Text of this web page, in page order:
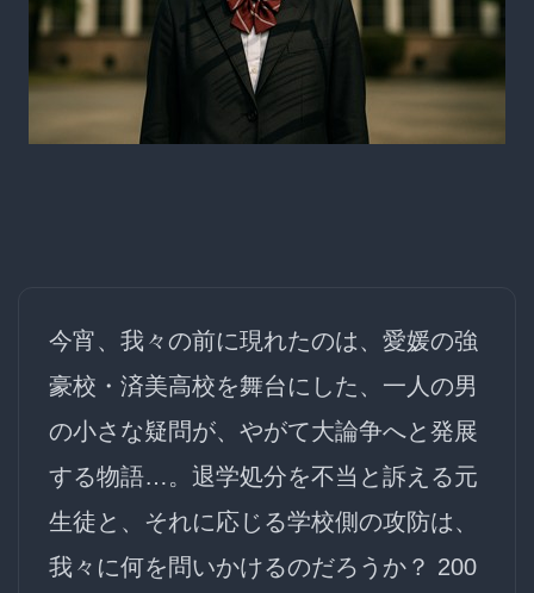
今宵、我々の前に現れたのは、愛媛の強
豪校・済美高校を舞台にした、一人の男
の小さな疑問が、やがて大論争へと発展
する物語…。退学処分を不当と訴える元
生徒と、それに応じる学校側の攻防は、
我々に何を問いかけるのだろうか？ 200